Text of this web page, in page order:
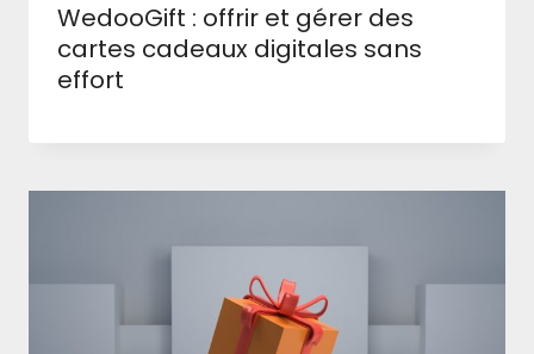
WedooGift : offrir et gérer des
cartes cadeaux digitales sans
effort